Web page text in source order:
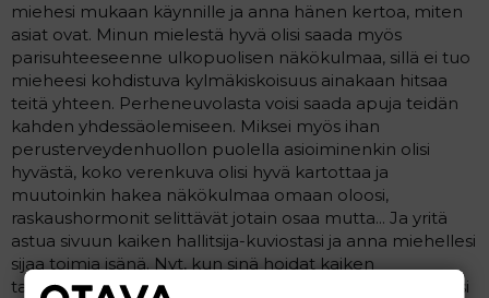
miehesi mukaan käynnille ja anna hänen kertoa, miten
asiat ovat. Minun mielestä hyvä olisi saada myös
parisuhteeseenne ulkopuolisen näkökulmaa, sillä ei tuo
mieheesi kohdistuva kylmäkiskoisuus ainakaan hitsaa
teitä yhteen. Perheneuvolasta voisi saada apuja teidän
kahden yhdessäolemiseen. Miksei myös ihan
perusterveydenhuollon puolella asioiminenkin olisi
hyvästä, koko verenkuva olisi hyvä kartottaa ja
muutoinkin hakea näkökulmaa omaan oloosi,
raskaushormonit selittävät jotain osaa mutta... Ja yritä
astua sivuun kaiken hallitsija-kuviostasi ja anna miehellesi
sijaa toimia isänä. Nyt, kun sinä hoidat kaiken
taaperoanne myöten, vain työnnät miestä kauemmaksi